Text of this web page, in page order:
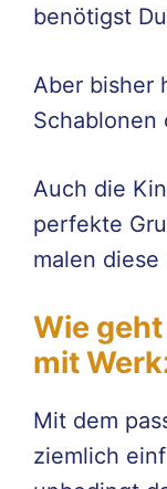
benötigst
Aber bisher
Schablonen
Auch die
perfekte
malen
Wie
mit
Mit dem
ziemlich